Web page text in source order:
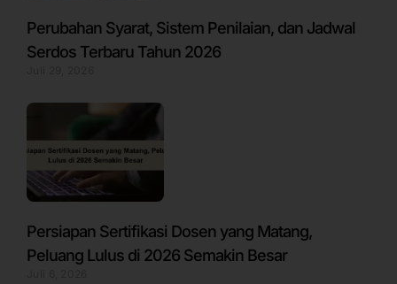
Perubahan Syarat, Sistem Penilaian, dan Jadwal
Serdos Terbaru Tahun 2026
Persiapan Sertifikasi Dosen yang Matang,
Peluang Lulus di 2026 Semakin Besar